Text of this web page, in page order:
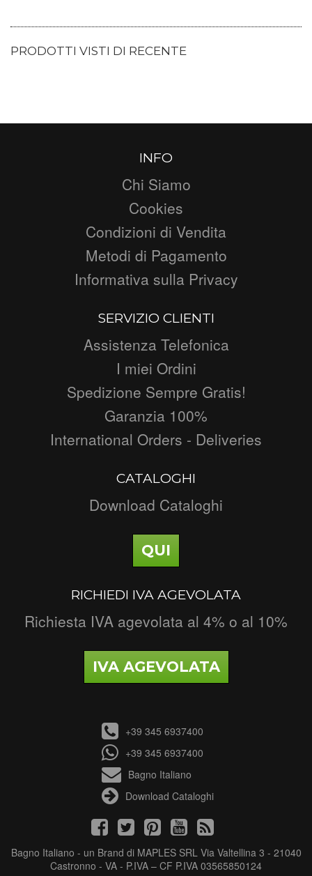
PRODOTTI VISTI DI RECENTE
INFO
Chi Siamo
Cookies
Condizioni di Vendita
Metodi di Pagamento
Informativa sulla Privacy
SERVIZIO CLIENTI
Assistenza Telefonica
I miei Ordini
Spedizione Sempre Gratis!
Garanzia 100%
International Orders - Deliveries
CATALOGHI
Download Cataloghi
QUI
RICHIEDI IVA AGEVOLATA
Richiesta IVA agevolata al 4% o al 10%
IVA AGEVOLATA
+39 345 6937400
+39 345 6937400
Bagno Italiano
Download Cataloghi
Bagno Italiano - un Brand di MAPLES SRL Via Valtellina 3 - 21040
Castronno - VA - P.IVA – CF P.IVA 03565850124